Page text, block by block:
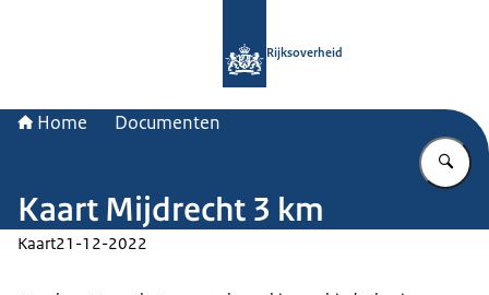
Rijksoverheid
Home Documenten
Kaart Mijdrecht 3 km
Kaart21-12-2022